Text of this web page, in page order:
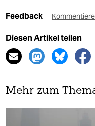
Feedback
Diesen Artikel teilen
Mehr zum